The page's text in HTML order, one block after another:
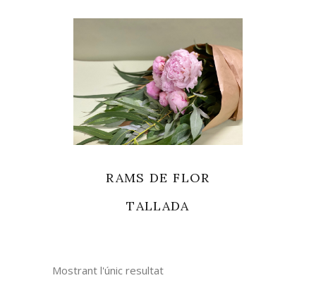
RAMS DE FLOR
TALLADA
Mostrant l'únic resultat